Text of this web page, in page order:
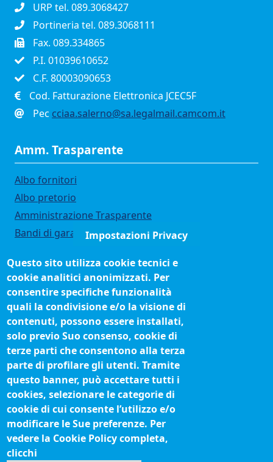
URP tel. 089.3068427
Portineria tel. 089.3068111
Fax. 089.334865
P.I. 01039610652
C.F. 80003090653
Cod. Fatturazione Elettronica JCEC5F
Pec cciaa.salerno@sa.legalmail.camcom.it
Amm. Trasparente
Albo fornitori
Albo pretorio
Amministrazione Trasparente
Bandi di gara
Concorsi e selezioni
Organigramma
Procedimenti (come fare per)
Siti tematici
Biblioteca camerale
Fatturazione elettronica
IBAN pagamenti alla CCIAA
Questionari soddisfazione utenti
Seguici su
Impostazioni Privacy
Questo sito utilizza cookie tecnici e
cookie analitici anonimizzati. Per
consentire specifiche funzionalità
quali la condivisione e/o la visione di
contenuti, possono essere installati,
solo previo Suo consenso, cookie di
terze parti che consentono alla terza
parte di profilare gli utenti. Tramite
questo banner, può accettare tutti i
cookies, selezionare le categorie di
cookie di cui consente l’utilizzo e/o
modificare le Sue preferenze. Per
vedere la Cookie Policy completa,
clicchi